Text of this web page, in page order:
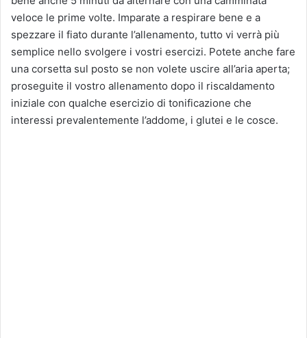
veloce le prime volte. Imparate a respirare bene e a
spezzare il fiato durante l’allenamento, tutto vi verrà più
semplice nello svolgere i vostri esercizi. Potete anche fare
una corsetta sul posto se non volete uscire all’aria aperta;
proseguite il vostro allenamento dopo il riscaldamento
iniziale con qualche esercizio di tonificazione che
interessi prevalentemente l’addome, i glutei e le cosce.